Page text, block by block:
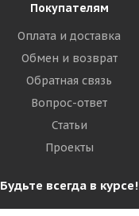
Покупателям
Оплата и доставка
Обмен и возврат
Обратная связь
Вопрос-ответ
Статьи
Проекты
Будьте всегда в курсе!